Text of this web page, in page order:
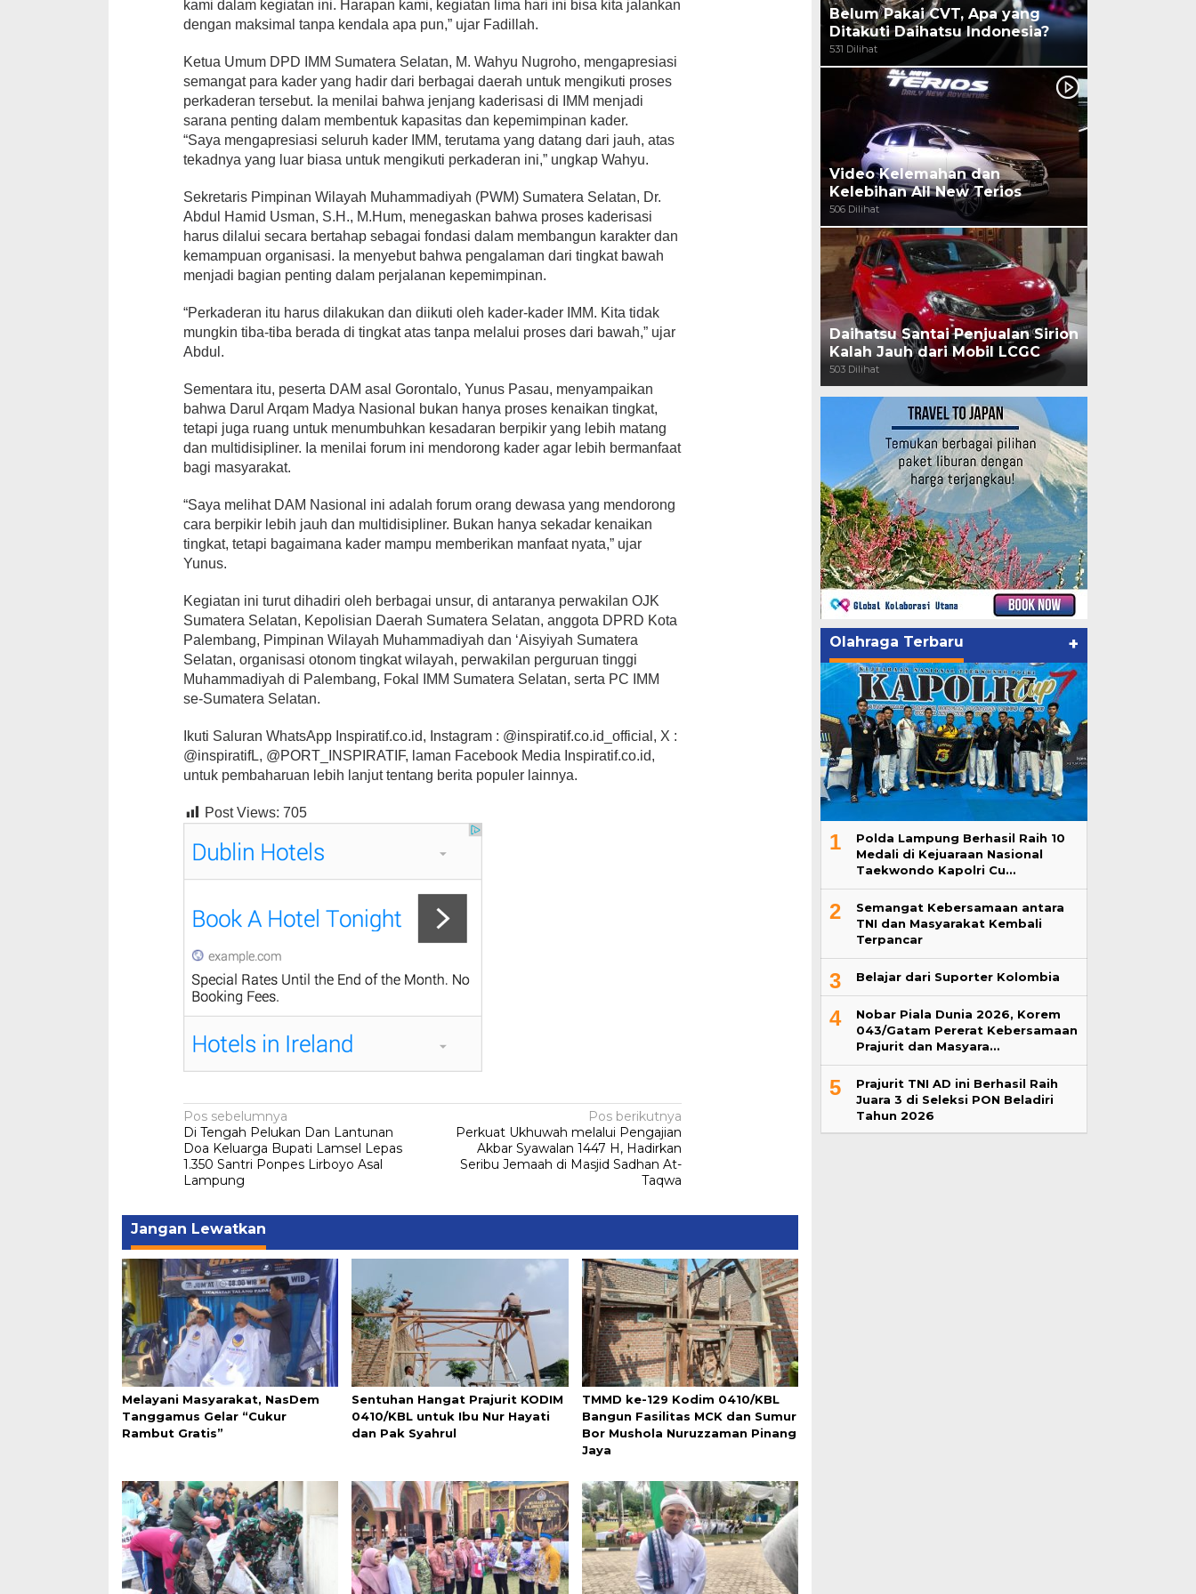
kami dalam kegiatan ini. Harapan kami, kegiatan lima hari ini bisa kita jalankan
dengan maksimal tanpa kendala apa pun,” ujar Fadillah.
Ketua Umum DPD IMM Sumatera Selatan, M. Wahyu Nugroho, mengapresiasi
semangat para kader yang hadir dari berbagai daerah untuk mengikuti proses
perkaderan tersebut. Ia menilai bahwa jenjang kaderisasi di IMM menjadi
sarana penting dalam membentuk kapasitas dan kepemimpinan kader.
“Saya mengapresiasi seluruh kader IMM, terutama yang datang dari jauh, atas
tekadnya yang luar biasa untuk mengikuti perkaderan ini,” ungkap Wahyu.
Sekretaris Pimpinan Wilayah Muhammadiyah (PWM) Sumatera Selatan, Dr.
Abdul Hamid Usman, S.H., M.Hum, menegaskan bahwa proses kaderisasi
harus dilalui secara bertahap sebagai fondasi dalam membangun karakter dan
kemampuan organisasi. Ia menyebut bahwa pengalaman dari tingkat bawah
menjadi bagian penting dalam perjalanan kepemimpinan.
“Perkaderan itu harus dilakukan dan diikuti oleh kader-kader IMM. Kita tidak
mungkin tiba-tiba berada di tingkat atas tanpa melalui proses dari bawah,” ujar
Abdul.
Sementara itu, peserta DAM asal Gorontalo, Yunus Pasau, menyampaikan
bahwa Darul Arqam Madya Nasional bukan hanya proses kenaikan tingkat,
tetapi juga ruang untuk menumbuhkan kesadaran berpikir yang lebih matang
dan multidisipliner. Ia menilai forum ini mendorong kader agar lebih bermanfaat
bagi masyarakat.
“Saya melihat DAM Nasional ini adalah forum orang dewasa yang mendorong
cara berpikir lebih jauh dan multidisipliner. Bukan hanya sekadar kenaikan
tingkat, tetapi bagaimana kader mampu memberikan manfaat nyata,” ujar
Yunus.
Kegiatan ini turut dihadiri oleh berbagai unsur, di antaranya perwakilan OJK
Sumatera Selatan, Kepolisian Daerah Sumatera Selatan, anggota DPRD Kota
Palembang, Pimpinan Wilayah Muhammadiyah dan ‘Aisyiyah Sumatera
Selatan, organisasi otonom tingkat wilayah, perwakilan perguruan tinggi
Muhammadiyah di Palembang, Fokal IMM Sumatera Selatan, serta PC IMM
se-Sumatera Selatan.
Ikuti Saluran WhatsApp Inspiratif.co.id, Instagram : @inspiratif.co.id_official, X :
@inspiratifL, @PORT_INSPIRATIF, laman Facebook Media Inspiratif.co.id,
untuk pembaharuan lebih lanjut tentang berita populer lainnya.
Post Views: 705
Navigasi
pos
Pos sebelumnya
Di Tengah Pelukan Dan Lantunan
Doa Keluarga Bupati Lamsel Lepas
1.350 Santri Ponpes Lirboyo Asal
Lampung
Pos berikutnya
Perkuat Ukhuwah melalui Pengajian
Akbar Syawalan 1447 H, Hadirkan
Seribu Jemaah di Masjid Sadhan At-
Taqwa
Jangan Lewatkan
Melayani Masyarakat, NasDem
Tanggamus Gelar “Cukur
Rambut Gratis”
Sentuhan Hangat Prajurit KODIM
0410/KBL untuk Ibu Nur Hayati
dan Pak Syahrul
TMMD ke-129 Kodim 0410/KBL
Bangun Fasilitas MCK dan Sumur
Bor Mushola Nuruzzaman Pinang
Jaya
Belum Pakai CVT, Apa yang
Ditakuti Daihatsu Indonesia?
531 Dilihat
Video Kelemahan dan
Kelebihan All New Terios
506 Dilihat
Daihatsu Santai Penjualan Sirion
Kalah Jauh dari Mobil LCGC
503 Dilihat
Olahraga Terbaru +
1
Polda Lampung Berhasil Raih 10
Medali di Kejuaraan Nasional
Taekwondo Kapolri Cu…
2
Semangat Kebersamaan antara
TNI dan Masyarakat Kembali
Terpancar
3 Belajar dari Suporter Kolombia
4
Nobar Piala Dunia 2026, Korem
043/Gatam Pererat Kebersamaan
Prajurit dan Masyara…
5
Prajurit TNI AD ini Berhasil Raih
Juara 3 di Seleksi PON Beladiri
Tahun 2026